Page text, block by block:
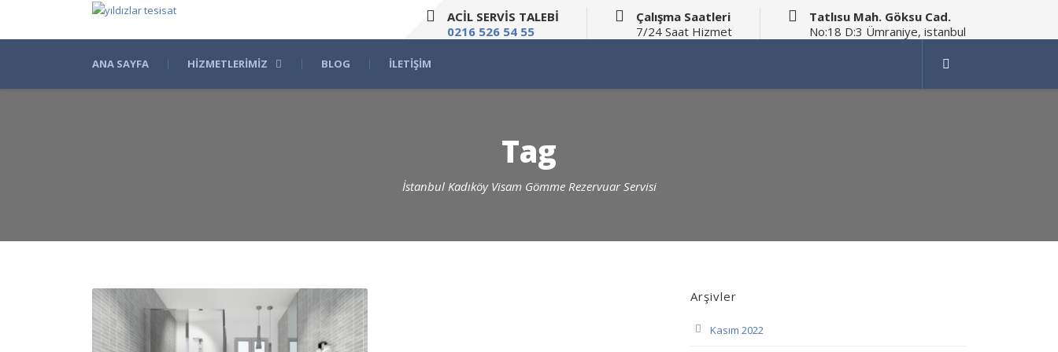
ACİL SERVİS TALEBİ
0216 526 54 55
Çalışma Saatleri
7/24 Saat Hizmet
Tatlısu Mah. Göksu Cad.
No:18 D:3 Ümraniye, istanbul
ANA SAYFA HIZMETLERIMIZ BLOG İLETIŞIM
Tag
İstanbul Kadıköy Visam Gömme Rezervuar Servisi
Arşivler
Kasım 2022